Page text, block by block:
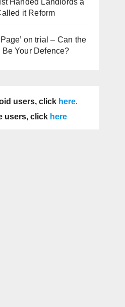
Handed Landlords a
it Reform
on trial – Can the
Your Defence?
users, click here.
users, click here